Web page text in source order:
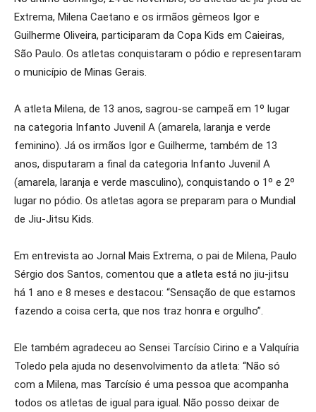
Extrema, Milena Caetano e os irmãos gêmeos Igor e
Guilherme Oliveira, participaram da Copa Kids em Caieiras,
São Paulo. Os atletas conquistaram o pódio e representaram
o município de Minas Gerais.
A atleta Milena, de 13 anos, sagrou-se campeã em 1º lugar
na categoria Infanto Juvenil A (amarela, laranja e verde
feminino). Já os irmãos Igor e Guilherme, também de 13
anos, disputaram a final da categoria Infanto Juvenil A
(amarela, laranja e verde masculino), conquistando o 1º e 2º
lugar no pódio. Os atletas agora se preparam para o Mundial
de Jiu-Jitsu Kids.
Em entrevista ao Jornal Mais Extrema, o pai de Milena, Paulo
Sérgio dos Santos, comentou que a atleta está no jiu-jitsu
há 1 ano e 8 meses e destacou: “Sensação de que estamos
fazendo a coisa certa, que nos traz honra e orgulho”.
Ele também agradeceu ao Sensei Tarcísio Cirino e a Valquíria
Toledo pela ajuda no desenvolvimento da atleta: “Não só
com a Milena, mas Tarcísio é uma pessoa que acompanha
todos os atletas de igual para igual. Não posso deixar de